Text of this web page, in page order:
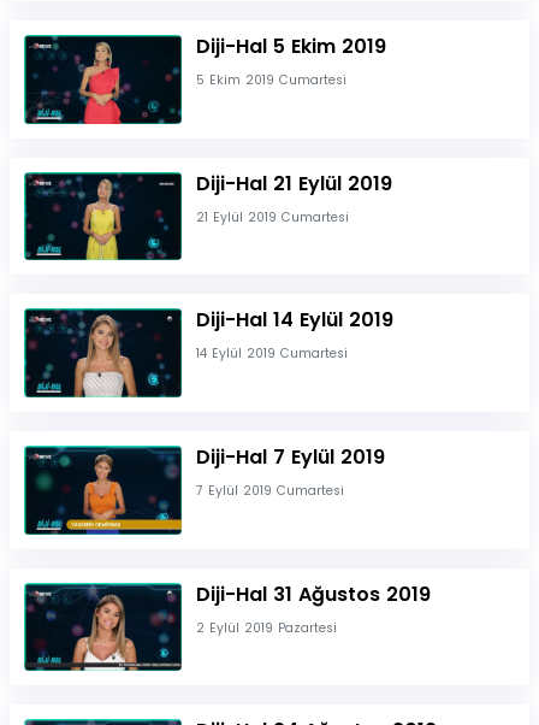
Diji-Hal 5 Ekim 2019
5 Ekim 2019 Cumartesi
Diji-Hal 21 Eylül 2019
21 Eylül 2019 Cumartesi
Diji-Hal 14 Eylül 2019
14 Eylül 2019 Cumartesi
Diji-Hal 7 Eylül 2019
7 Eylül 2019 Cumartesi
Diji-Hal 31 Ağustos 2019
2 Eylül 2019 Pazartesi